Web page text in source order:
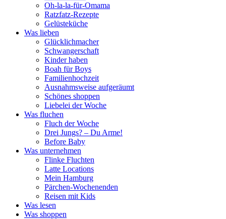
Oh-la-la-für-Omama
Ratzfatz-Rezepte
Gelüsteküche
Was lieben
Glücklichmacher
Schwangerschaft
Kinder haben
Boah für Boys
Familienhochzeit
Ausnahmsweise aufgeräumt
Schönes shoppen
Liebelei der Woche
Was fluchen
Fluch der Woche
Drei Jungs? – Du Arme!
Before Baby
Was unternehmen
Flinke Fluchten
Latte Locations
Mein Hamburg
Pärchen-Wochenenden
Reisen mit Kids
Was lesen
Was shoppen